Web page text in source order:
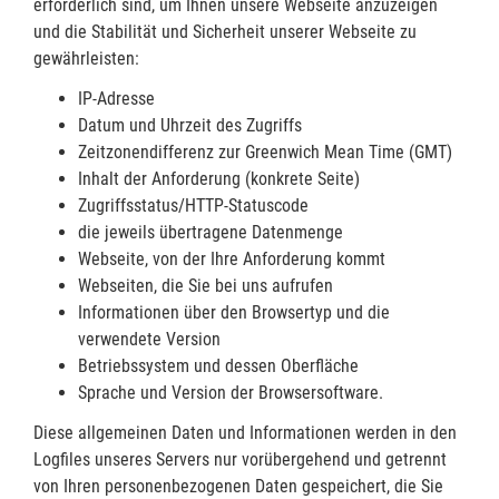
erforderlich sind, um Ihnen unsere Webseite anzuzeigen
und die Stabilität und Sicherheit unserer Webseite zu
gewährleisten:
IP-Adresse
Datum und Uhrzeit des Zugriffs
Zeitzonendifferenz zur Greenwich Mean Time (GMT)
Inhalt der Anforderung (konkrete Seite)
Zugriffsstatus/HTTP-Statuscode
die jeweils übertragene Datenmenge
Webseite, von der Ihre Anforderung kommt
Webseiten, die Sie bei uns aufrufen
Informationen über den Browsertyp und die
verwendete Version
Betriebssystem und dessen Oberfläche
Sprache und Version der Browsersoftware.
Diese allgemeinen Daten und Informationen werden in den
Logfiles unseres Servers nur vorübergehend und getrennt
von Ihren personenbezogenen Daten gespeichert, die Sie